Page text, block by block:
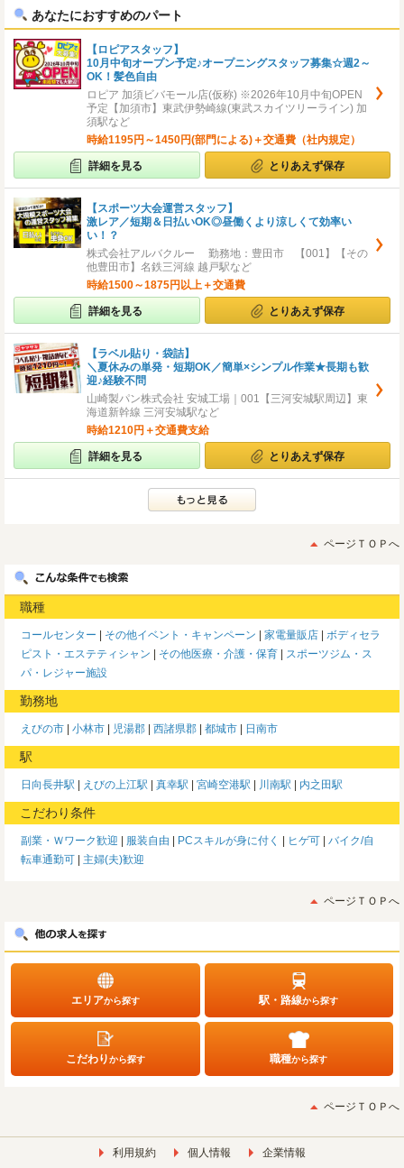
あなたにおすすめのパート
【ロピアスタッフ】
10月中旬オープン予定♪オープニングスタッフ募集☆週2～
OK！髪色自由
ロピア 加須ビバモール店(仮称) ※2026年10月中旬OPEN
予定【加須市】東武伊勢崎線(東武スカイツリーライン) 加
須駅など
時給1195円～1450円(部門による)＋交通費（社内規定）
詳細を見る とりあえず保存
【スポーツ大会運営スタッフ】
激レア／短期＆日払いOK◎昼働くより涼しくて効率い
い！？
株式会社アルバクルー 勤務地：豊田市 【001】【その
他豊田市】名鉄三河線 越戸駅など
時給1500～1875円以上＋交通費
詳細を見る とりあえず保存
【ラベル貼り・袋詰】
＼夏休みの単発・短期OK／簡単×シンプル作業★長期も歓
迎♪経験不問
山崎製パン株式会社 安城工場｜001【三河安城駅周辺】東
海道新幹線 三河安城駅など
時給1210円＋交通費支給
詳細を見る とりあえず保存
ページＴＯＰへ
職種
コールセンター その他イベント・キャンペーン 家電量販店
ボディセラ
ピスト・エステティシャン
その他医療・介護・保育
スポーツジム・ス
パ・レジャー施設
勤務地
えびの市 小林市 児湯郡 西諸県郡 都城市 日南市
駅
日向長井駅 えびの上江駅 真幸駅 宮崎空港駅 川南駅 内之田駅
こだわり条件
副業・Ｗワーク歓迎 服装自由 PCスキルが身に付く ヒゲ可
バイク/自
転車通勤可
主婦(夫)歓迎
ページＴＯＰへ
エリアから探す 駅・路線から探す
こだわりから探す 職種から探す
ページＴＯＰへ
利用規約 個人情報 企業情報